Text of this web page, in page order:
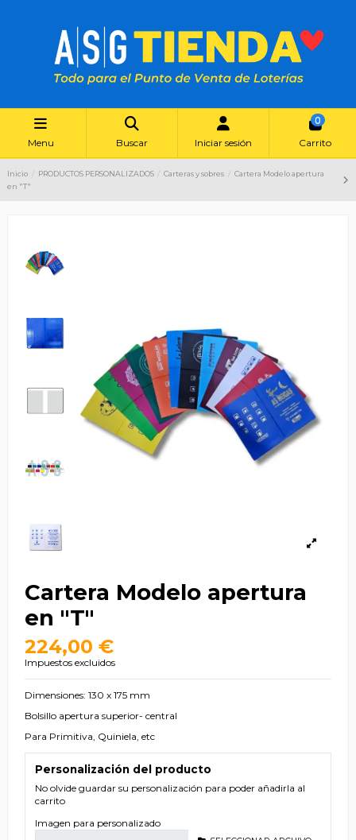
Menu Buscar Iniciar sesión
0
Carrito
Inicio PRODUCTOS PERSONALIZADOS Carteras y sobres
Cartera Modelo apertura
en "T"
Cartera Modelo apertura
en "T"
224,00 €
Impuestos excluidos
Dimensiones: 130 x 175 mm
Bolsillo apertura superior- central
Para Primitiva, Quiniela, etc
Personalización del producto
No olvide guardar su personalización para poder añadirla al
carrito
Imagen para personalizado